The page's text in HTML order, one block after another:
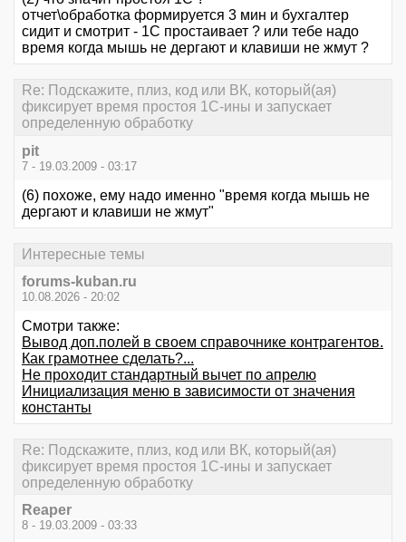
отчет\обработка формируется 3 мин и бухгалтер
сидит и смотрит - 1С простаивает ? или тебе надо
время когда мышь не дергают и клавиши не жмут ?
Re: Подскажите, плиз, код или ВК, который(ая)
фиксирует время простоя 1С-ины и запускает
определенную обработку
pit
7 - 19.03.2009 - 03:17
(6) похоже, ему надо именно "время когда мышь не
дергают и клавиши не жмут"
Интересные темы
forums-kuban.ru
10.08.2026 - 20:02
Смотри также:
Вывод доп.полей в своем справочнике контрагентов.
Как грамотнее сделать?...
Не проходит стандартный вычет по апрелю
Инициализация меню в зависимости от значения
константы
Re: Подскажите, плиз, код или ВК, который(ая)
фиксирует время простоя 1С-ины и запускает
определенную обработку
Reaper
8 - 19.03.2009 - 03:33